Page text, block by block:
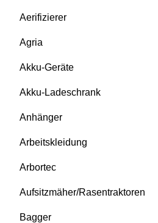
Aerifizierer
Agria
Akku-Geräte
Akku-Ladeschrank
Anhänger
Arbeitskleidung
Arbortec
Aufsitzmäher/Rasentraktoren
Bagger